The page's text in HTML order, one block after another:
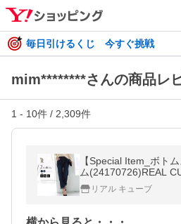
毎日引けるくじ 今すぐ挑戦
mim********さんの商品レ
1 - 10件 / 2,309件
【Special Item_ボト
ム(24170726)REAL
レンドデニム
リアル キューブ